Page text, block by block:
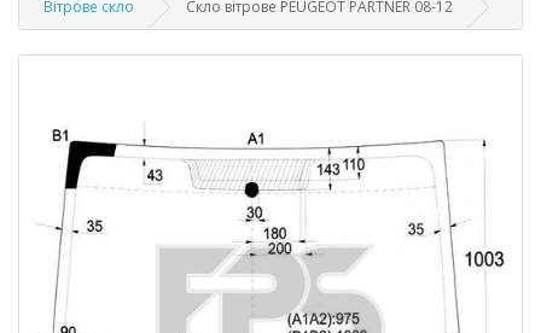
Вітрове скло
Скло вітрове PEUGEOT PARTNER 08-12